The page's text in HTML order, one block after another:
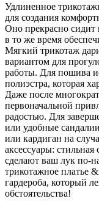
Удлиненное
для создания
Оно прекрасно сидит
в то же время
Мягкий трикотаж
вариантом для
работы. Для пошива
полиэстра, которая
Даже после
первоначальной
радостью. Для
или удобные
или кардиган на
аксессуары:
сделают ваш лук по-
трикотажное платье
гардероба, который
обстоятельства!